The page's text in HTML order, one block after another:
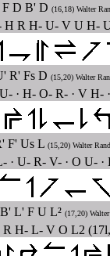
D B' D (16,18) Walter
H R H- U- V U H-
R' Fs D (15,20) Walter
· H- O- R- · V H-
F' Us L (15,20) Walter
U- R- V- · O U-
L' F U L² (17,20)
H- L- V O L2